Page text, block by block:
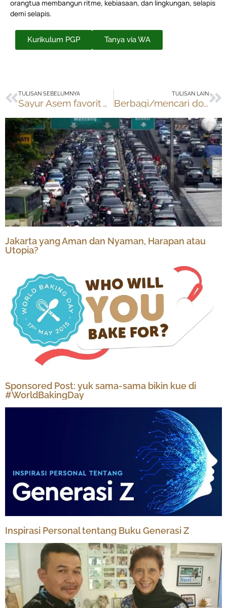
orangtua membangun ritme, kebiasaan, dan lingkungan, selapis
demi selapis.
Kurikulum PGP Tanya via WA
Prev
TULISAN SEBELUMNYA
Sayur Asem favorit Anak-anak
TULISAN LAIN
Berbagi/mencari dokumen di Scribd
Jakarta yang Aman dan Nyaman, Harapan atau
Utopia?
Sponsored Post: yuk sama-sama bikin kue di
#WorldBakingDay
Inspirasi Personal tentang Buku Generasi Z